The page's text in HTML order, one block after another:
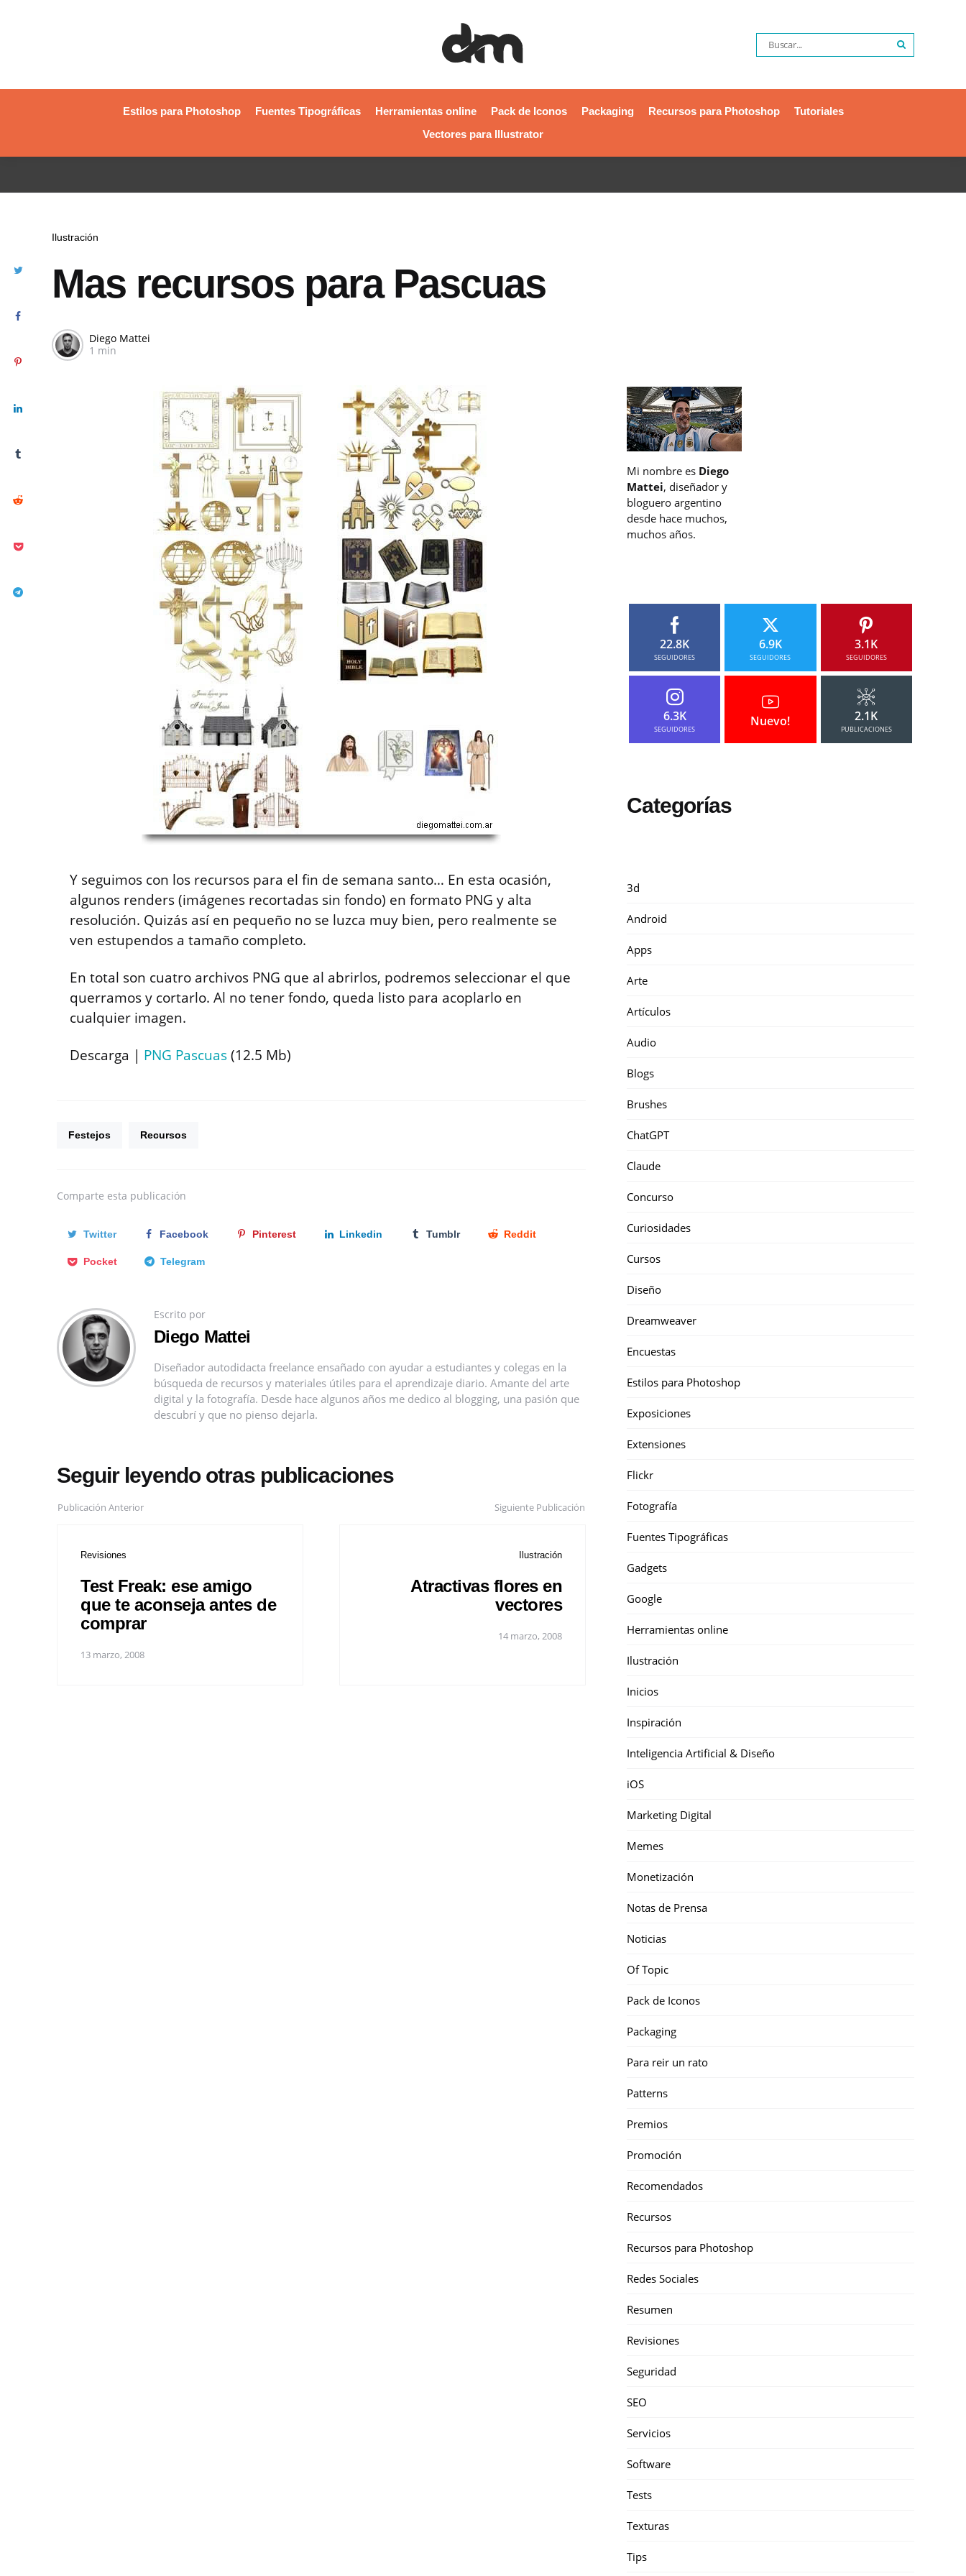
Estilos para Photoshop Fuentes Tipográficas Herramientas online Pack de Iconos Packaging Recursos para Photoshop
Tutoriales
Vectores para Illustrator
Ilustración
Mas recursos para Pascuas
Diego Mattei
1 min
Y seguimos con los recursos para el fin de semana santo… En esta ocasión,
algunos renders (imágenes recortadas sin fondo) en formato PNG y alta
resolución. Quizás así en pequeño no se luzca muy bien, pero realmente se
ven estupendos a tamaño completo.
En total son cuatro archivos PNG que al abrirlos, podremos seleccionar el que
querramos y cortarlo. Al no tener fondo, queda listo para acoplarlo en
cualquier imagen.
Descarga | PNG Pascuas(12.5 Mb)
Festejos Recursos
Comparte esta publicación
Twitter Facebook Pinterest Linkedin Tumblr Reddit
Pocket Telegram
Escrito por
Diego Mattei
Diseñador autodidacta freelance ensañado con ayudar a estudiantes y colegas en la
búsqueda de recursos y materiales útiles para el aprendizaje diario. Amante del arte
digital y la fotografía. Desde hace algunos años me dedico al blogging, una pasión que
descubrí y que no pienso dejarla.
Seguir leyendo otras publicaciones
Publicación Anterior
Revisiones
Test Freak: ese amigo
que te aconseja antes de
comprar
13 marzo, 2008
Siguiente Publicación
Ilustración
Atractivas flores en
vectores
14 marzo, 2008
Mi nombre es Diego
Mattei, diseñador y
bloguero argentino
desde hace muchos,
muchos años.
22.8K
SEGUIDORES
6.9K
SEGUIDORES
3.1K
SEGUIDORES
6.3K
SEGUIDORES
Nuevo! 2.1K
PUBLICACIONES
Categorías
3d
Android
Apps
Arte
Artículos
Audio
Blogs
Brushes
ChatGPT
Claude
Concurso
Curiosidades
Cursos
Diseño
Dreamweaver
Encuestas
Estilos para Photoshop
Exposiciones
Extensiones
Flickr
Fotografía
Fuentes Tipográficas
Gadgets
Google
Herramientas online
Ilustración
Inicios
Inspiración
Inteligencia Artificial & Diseño
iOS
Marketing Digital
Memes
Monetización
Notas de Prensa
Noticias
Of Topic
Pack de Iconos
Packaging
Para reir un rato
Patterns
Premios
Promoción
Recomendados
Recursos
Recursos para Photoshop
Redes Sociales
Resumen
Revisiones
Seguridad
SEO
Servicios
Software
Tests
Texturas
Tips